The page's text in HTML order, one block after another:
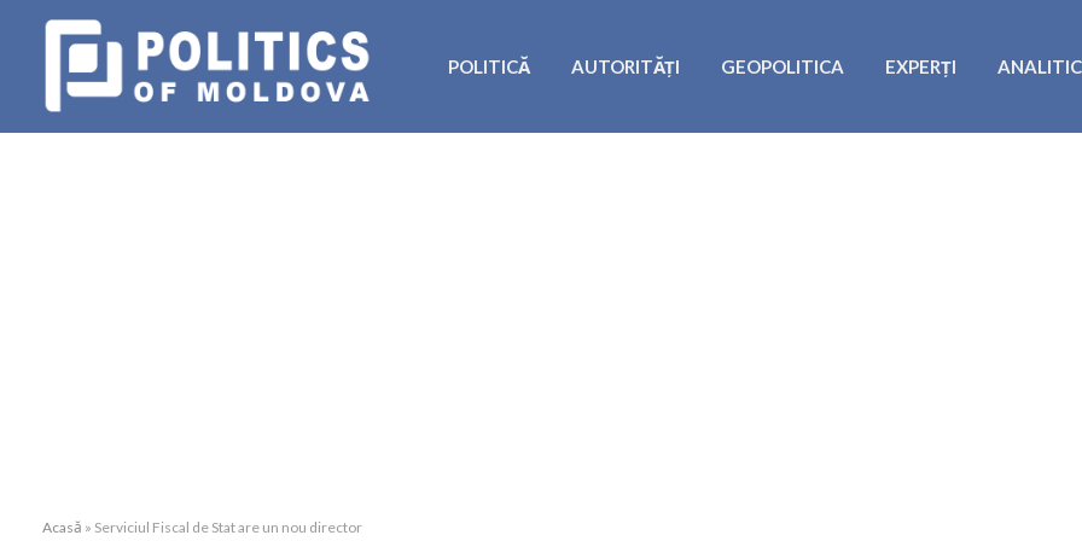
POLITICĂ AUTORITĂȚI GEOPOLITICA EXPERȚI
Acasă » Serviciul Fiscal de Stat are un nou director